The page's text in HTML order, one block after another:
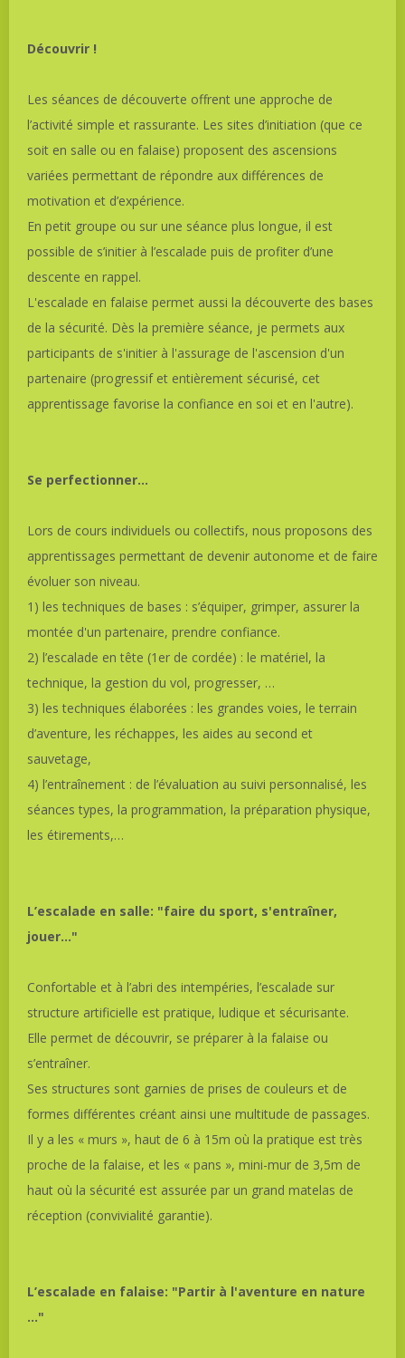
Découvrir !
Les séances de découverte offrent une approche de
l’activité simple et rassurante. Les sites d’initiation (que ce
soit en salle ou en falaise) proposent des ascensions
variées permettant de répondre aux différences de
motivation et d’expérience.
En petit groupe ou sur une séance plus longue, il est
possible de s’initier à l’escalade puis de profiter d’une
descente en rappel.
L'escalade en falaise permet aussi la découverte des bases
de la sécurité. Dès la première séance, je permets aux
participants de s'initier à l'assurage de l'ascension d'un
partenaire (progressif et entièrement sécurisé, cet
apprentissage favorise la confiance en soi et en l'autre).
Se perfectionner…
Lors de cours individuels ou collectifs, nous proposons des
apprentissages permettant de devenir autonome et de faire
évoluer son niveau.
1) les techniques de bases : s’équiper, grimper, assurer la
montée d'un partenaire, prendre confiance.
2) l’escalade en tête (1er de cordée) : le matériel, la
technique, la gestion du vol, progresser, …
3) les techniques élaborées : les grandes voies, le terrain
d’aventure, les réchappes, les aides au second et
sauvetage,
4) l’entraînement : de l’évaluation au suivi personnalisé, les
séances types, la programmation, la préparation physique,
les étirements,…
L’escalade en salle: "faire du sport, s'entraîner,
jouer..."
Confortable et à l’abri des intempéries, l’escalade sur
structure artificielle est pratique, ludique et sécurisante.
Elle permet de découvrir, se préparer à la falaise ou
s’entraîner.
Ses structures sont garnies de prises de couleurs et de
formes différentes créant ainsi une multitude de passages.
Il y a les « murs », haut de 6 à 15m où la pratique est très
proche de la falaise, et les « pans », mini-mur de 3,5m de
haut où la sécurité est assurée par un grand matelas de
réception (convivialité garantie).
L’escalade en falaise: "Partir à l'aventure en nature
..."